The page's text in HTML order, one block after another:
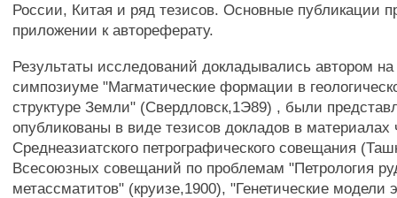
России, Китая и ряд тезисов. Основные публикации
приложении к автореферату.
Результаты исследований докладывались автором
симпозиуме "Магматические формации в
структуре Земли" (Свердловск,1Э89) , были
опубликованы в виде тезисов докладов в материалах
Среднеазиатского петрографического совещания
Всесоюзных совещаний по проблемам "Петрология
метассматитов" (круизе,1900), "Генетические модели